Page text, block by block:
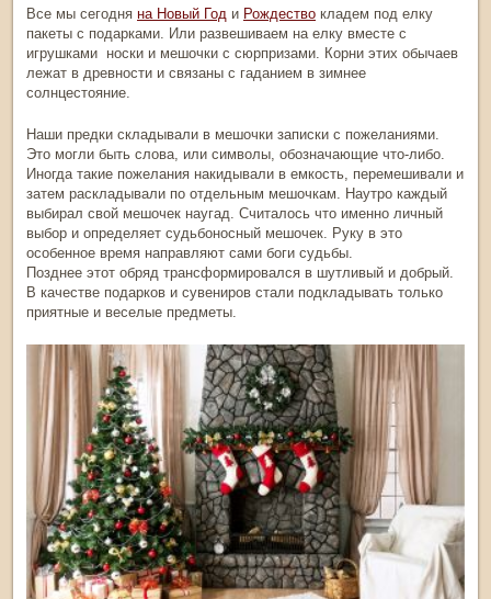
Все мы сегодня на Новый Год и Рождество кладем под елку
пакеты с подарками. Или развешиваем на елку вместе с
игрушками носки и мешочки с сюрпризами. Корни этих обычаев
лежат в древности и связаны с гаданием в зимнее
солнцестояние.
Наши предки складывали в мешочки записки с пожеланиями.
Это могли быть слова, или символы, обозначающие что-либо.
Иногда такие пожелания накидывали в емкость, перемешивали и
затем раскладывали по отдельным мешочкам. Наутро каждый
выбирал свой мешочек наугад. Считалось что именно личный
выбор и определяет судьбоносный мешочек. Руку в это
особенное время направляют сами боги судьбы.
Позднее этот обряд трансформировался в шутливый и добрый.
В качестве подарков и сувениров стали подкладывать только
приятные и веселые предметы.